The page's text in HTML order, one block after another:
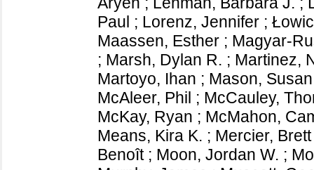
Paul ; Lorenz, Jennifer ;
Maassen, Esther ; Magyar-
; Marsh, Dylan R. ; Martinez,
Martoyo, Ihan ; Mason,
McAleer, Phil ; McCauley,
McKay, Ryan ; McMahon,
Means, Kira K. ; Mercier, Brett
Benoît; Moon, Jordan W. ;